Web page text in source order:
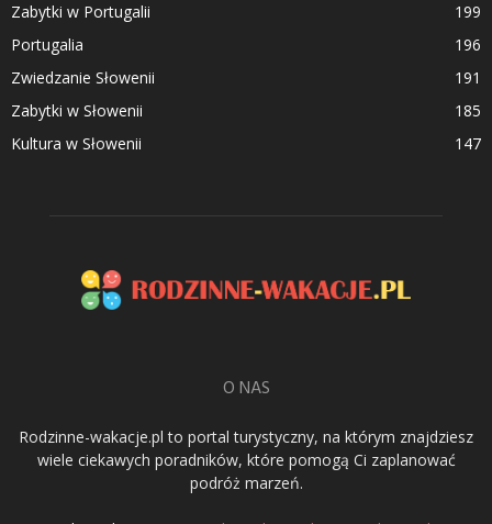
Zabytki w Portugalii
199
Portugalia
196
Zwiedzanie Słowenii
191
Zabytki w Słowenii
185
Kultura w Słowenii
147
O NAS
Rodzinne-wakacje.pl to portal turystyczny, na którym znajdziesz
wiele ciekawych poradników, które pomogą Ci zaplanować
podróż marzeń.